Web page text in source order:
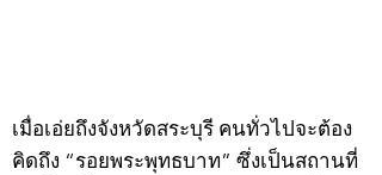
เมื่อเอ่ยถึงจังหวัดสระบุรี คนทั่วไปจะต้อง
คิดถึง “รอยพระพุทธบาท” ซึ่งเป็นสถานที่